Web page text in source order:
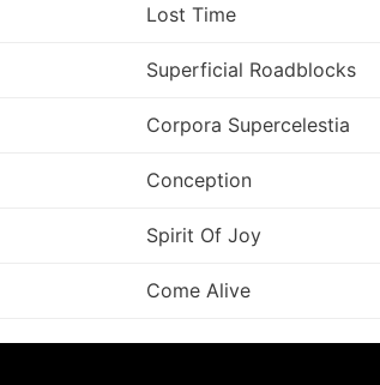
Lost Time
Superficial Roadblocks
Corpora Supercelestia
Conception
Spirit Of Joy
Come Alive